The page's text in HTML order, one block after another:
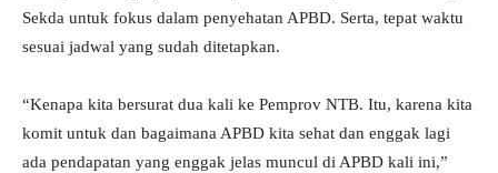
Sekda untuk fokus dalam penyehatan APBD. Serta, tepat waktu
sesuai jadwal yang sudah ditetapkan.
“Kenapa kita bersurat dua kali ke Pemprov NTB. Itu, karena kita
komit untuk dan bagaimana APBD kita sehat dan enggak lagi
ada pendapatan yang enggak jelas muncul di APBD kali ini,”